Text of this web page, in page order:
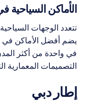
الأماكن السياحية
تتعدد الوجهات
يضم أفضل الأماكن في
في واحدة من أكثر
التصميمات المعمارية
إطار دبي